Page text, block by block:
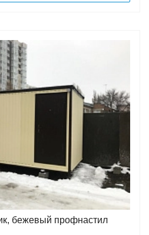
бежевый профнастил